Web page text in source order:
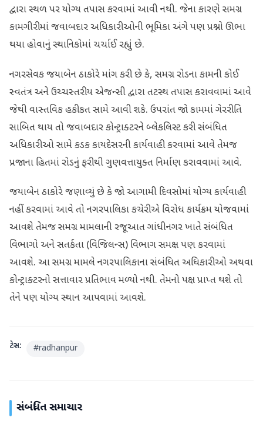
દ્વારા સ્થળ પર યોગ્ય તપાસ કરવામાં આવી નથી. જેના કારણે સમગ્ર
કામગીરીમાં જવાબદાર અધિકારીઓની ભૂમિકા અંગે પણ પ્રશ્નો ઊભા
થયા હોવાનું સ્થાનિકોમાં ચર્ચાઈ રહ્યું છે.
નગરસેવક જયાબેન ઠાકોરે માંગ કરી છે કે, સમગ્ર રોડના કામની કોઈ
સ્વતંત્ર અને ઉચ્ચસ્તરીય એજન્સી દ્વારા તટસ્થ તપાસ કરાવવામાં આવે
જેથી વાસ્તવિક હકીકત સામે આવી શકે. ઉપરાંત જો કામમાં ગેરરીતિ
સાબિત થાય તો જવાબદાર કોન્ટ્રાક્ટરને બ્લેકલિસ્ટ કરી સંબંધિત
અધિકારીઓ સામે કડક કાયદેસરની કાર્યવાહી કરવામાં આવે તેમજ
પ્રજાના હિતમાં રોડનું ફરીથી ગુણવત્તાયુક્ત નિર્માણ કરાવવામાં આવે.
જયાબેન ઠાકોરે જણાવ્યું છે કે જો આગામી દિવસોમાં યોગ્ય કાર્યવાહી
નહીં કરવામાં આવે તો નગરપાલિકા કચેરીએ વિરોધ કાર્યક્રમ યોજવામાં
આવશે તેમજ સમગ્ર મામલાની રજૂઆત ગાંધીનગર ખાતે સંબંધિત
વિભાગો અને સતર્કતા (વિજિલન્સ) વિભાગ સમક્ષ પણ કરવામાં
આવશે. આ સમગ્ર મામલે નગરપાલિકાના સંબંધિત અધિકારીઓ અથવા
કોન્ટ્રાક્ટરનો સત્તાવાર પ્રતિભાવ મળ્યો નથી. તેમનો પક્ષ પ્રાપ્ત થશે તો
તેને પણ યોગ્ય સ્થાન આપવામાં આવશે.
ટેગ્સ: #radhanpur
સંબંધિત સમાચાર